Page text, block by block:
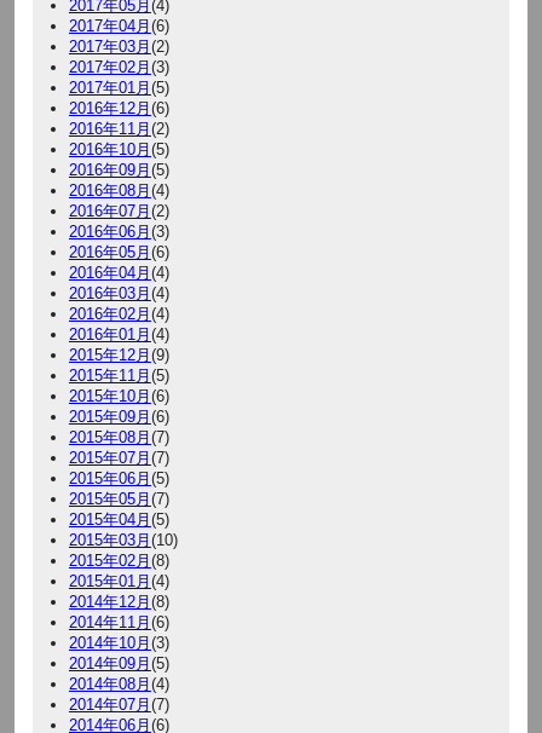
2017年05月(4)
2017年04月(6)
2017年03月(2)
2017年02月(3)
2017年01月(5)
2016年12月(6)
2016年11月(2)
2016年10月(5)
2016年09月(5)
2016年08月(4)
2016年07月(2)
2016年06月(3)
2016年05月(6)
2016年04月(4)
2016年03月(4)
2016年02月(4)
2016年01月(4)
2015年12月(9)
2015年11月(5)
2015年10月(6)
2015年09月(6)
2015年08月(7)
2015年07月(7)
2015年06月(5)
2015年05月(7)
2015年04月(5)
2015年03月(10)
2015年02月(8)
2015年01月(4)
2014年12月(8)
2014年11月(6)
2014年10月(3)
2014年09月(5)
2014年08月(4)
2014年07月(7)
2014年06月(6)